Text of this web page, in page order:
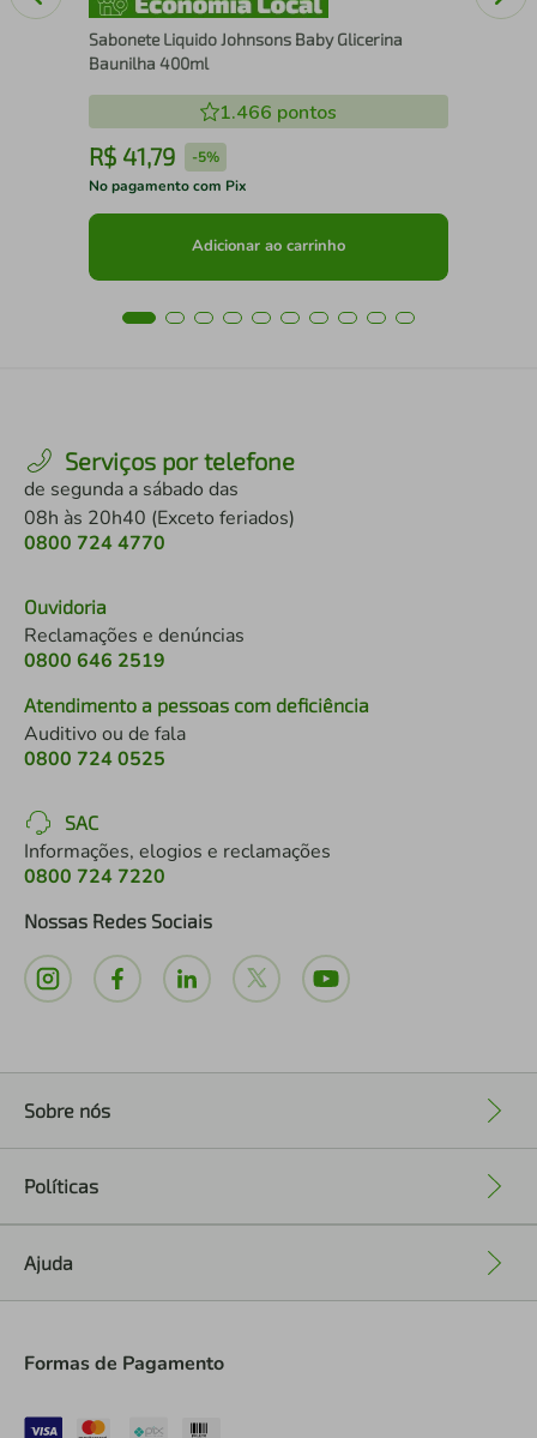
Sabonete Liquido Johnsons Baby Glicerina
Baunilha 400ml
1.466 pontos
R$ 41,79 -5%
No pagamento com Pix
Adicionar ao carrinho
Serviços por telefone
de segunda a sábado das
08h às 20h40 (Exceto feriados)
0800 724 4770
Ouvidoria
Reclamações e denúncias
0800 646 2519
Atendimento a pessoas com deficiência
Auditivo ou de fala
0800 724 0525
SAC
Informações, elogios e reclamações
0800 724 7220
Nossas Redes Sociais
Sobre nós
Políticas
Ajuda
Formas de Pagamento